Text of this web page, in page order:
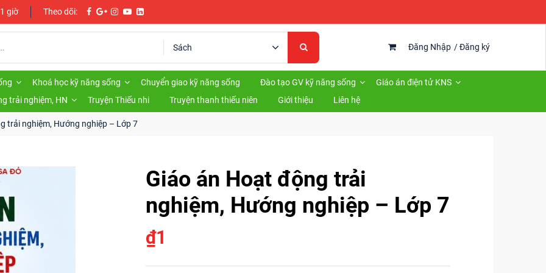
giờ Theo dõi:
Đăng Nhập /Đăng ký
Khoá học kỹ năng sống Chuyển giao kỹ năng sống Đào tạo GV kỹ năng sống
Giáo án điện tử KNS
trải nghiệm, HN Truyện Thiếu nhi Truyện thanh thiếu niên Giới thiệu Liên hệ
trải nghiệm, Hướng nghiệp – Lớp 7
Giáo án Hoạt động trải
nghiệm, Hướng nghiệp – Lớp 7
₫1